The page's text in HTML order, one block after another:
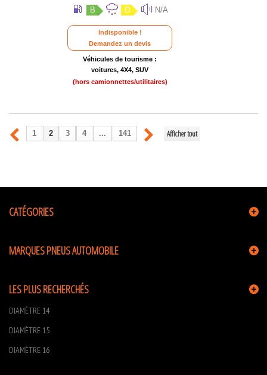
B D N/A
Indisponible !
Demandez un devis
Véhicules de tourisme :
voitures, 4X4, SUV
(hors camionnettes/utilitaires)
Afficher tout
1 2 3 4 ... 141
CATÉGORIES
MARQUES PNEUS AUTOMOBILE
LES PLUS RECHERCHÉS
DIAMÈTRE 14
DIAMÈTRE 15
DIAMÈTRE 16